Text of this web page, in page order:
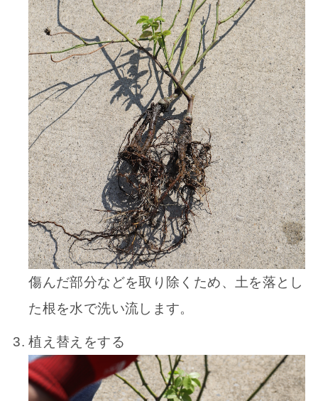
傷んだ部分などを取り除くため、土を落とし
た根を水で洗い流します。
植え替えをする